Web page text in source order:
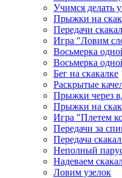
Учимся делать
Прыжки на
Передачи
Игра "Ловим
Восьмерка
Восьмерка
Бег на скакалке
Раскрытые
Прыжки через
Прыжки на
Игра "Плетем
Передачи за
Передача
Неполный
Надеваем
Ловим узелок